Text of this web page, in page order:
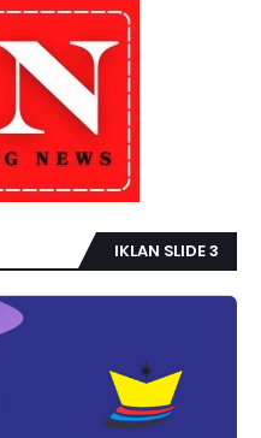
IKLAN SLIDE 3